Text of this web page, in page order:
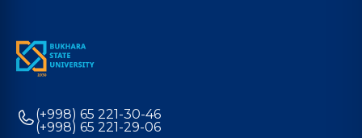
(+998) 65 221-30-46
(+998) 65 221-29-06